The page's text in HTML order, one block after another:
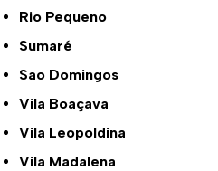
Rio Pequeno
Sumaré
São Domingos
Vila Boaçava
Vila Leopoldina
Vila Madalena